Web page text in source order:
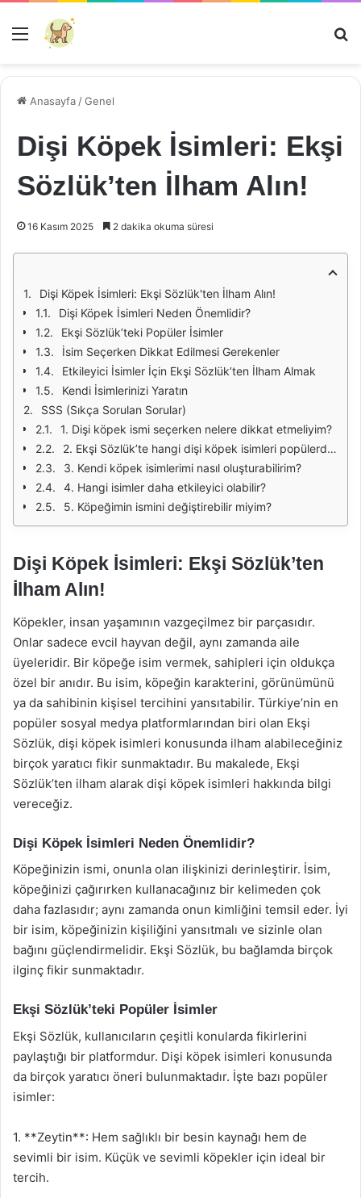
Menü
Anasayfa /Genel
Dişi Köpek İsimleri: Ekşi
Sözlük’ten İlham Alın!
16 Kasım 2025 2 dakika okuma süresi
Dişi Köpek İsimleri: Ekşi Sözlük'ten İlham Alın!
Dişi Köpek İsimleri Neden Önemlidir?
Ekşi Sözlük’teki Popüler İsimler
İsim Seçerken Dikkat Edilmesi Gerekenler
Etkileyici İsimler İçin Ekşi Sözlük’ten İlham Almak
Kendi İsimlerinizi Yaratın
SSS (Sıkça Sorulan Sorular)
1. Dişi köpek ismi seçerken nelere dikkat etmeliyim?
2. Ekşi Sözlük’te hangi dişi köpek isimleri popülerdir?
3. Kendi köpek isimlerimi nasıl oluşturabilirim?
4. Hangi isimler daha etkileyici olabilir?
5. Köpeğimin ismini değiştirebilir miyim?
Dişi Köpek İsimleri: Ekşi Sözlük’ten
İlham Alın!
Köpekler, insan yaşamının vazgeçilmez bir parçasıdır.
Onlar sadece evcil hayvan değil, aynı zamanda aile
üyeleridir. Bir köpeğe isim vermek, sahipleri için oldukça
özel bir anıdır. Bu isim, köpeğin karakterini, görünümünü
ya da sahibinin kişisel tercihini yansıtabilir. Türkiye’nin en
popüler sosyal medya platformlarından biri olan Ekşi
Sözlük, dişi köpek isimleri konusunda ilham alabileceğiniz
birçok yaratıcı fikir sunmaktadır. Bu makalede, Ekşi
Sözlük’ten ilham alarak dişi köpek isimleri hakkında bilgi
vereceğiz.
Dişi Köpek İsimleri Neden Önemlidir?
Köpeğinizin ismi, onunla olan ilişkinizi derinleştirir. İsim,
köpeğinizi çağırırken kullanacağınız bir kelimeden çok
daha fazlasıdır; aynı zamanda onun kimliğini temsil eder. İyi
bir isim, köpeğinizin kişiliğini yansıtmalı ve sizinle olan
bağını güçlendirmelidir. Ekşi Sözlük, bu bağlamda birçok
ilginç fikir sunmaktadır.
Ekşi Sözlük’teki Popüler İsimler
Ekşi Sözlük, kullanıcıların çeşitli konularda fikirlerini
paylaştığı bir platformdur. Dişi köpek isimleri konusunda
da birçok yaratıcı öneri bulunmaktadır. İşte bazı popüler
isimler:
1. **Zeytin**: Hem sağlıklı bir besin kaynağı hem de
sevimli bir isim. Küçük ve sevimli köpekler için ideal bir
tercih.